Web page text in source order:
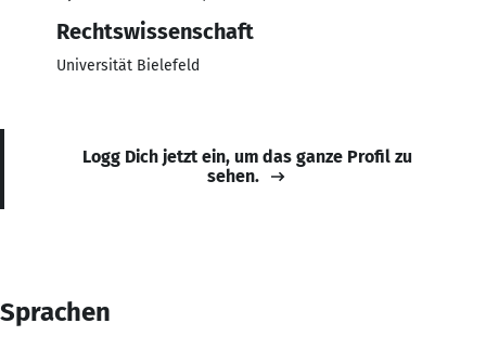
Rechtswissenschaft
Universität Bielefeld
Logg Dich jetzt ein, um das ganze Profil zu
sehen.
Sprachen